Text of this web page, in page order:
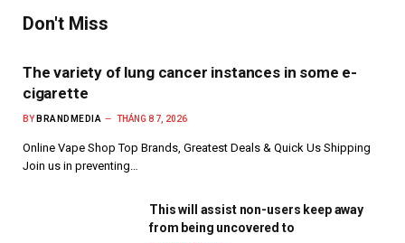
Don't Miss
The variety of lung cancer instances in some e-
cigarette
BY BRANDMEDIA THÁNG 8 7, 2026
Online Vape Shop Top Brands, Greatest Deals & Quick Us Shipping
Join us in preventing…
This will assist non-users keep away
from being uncovered to